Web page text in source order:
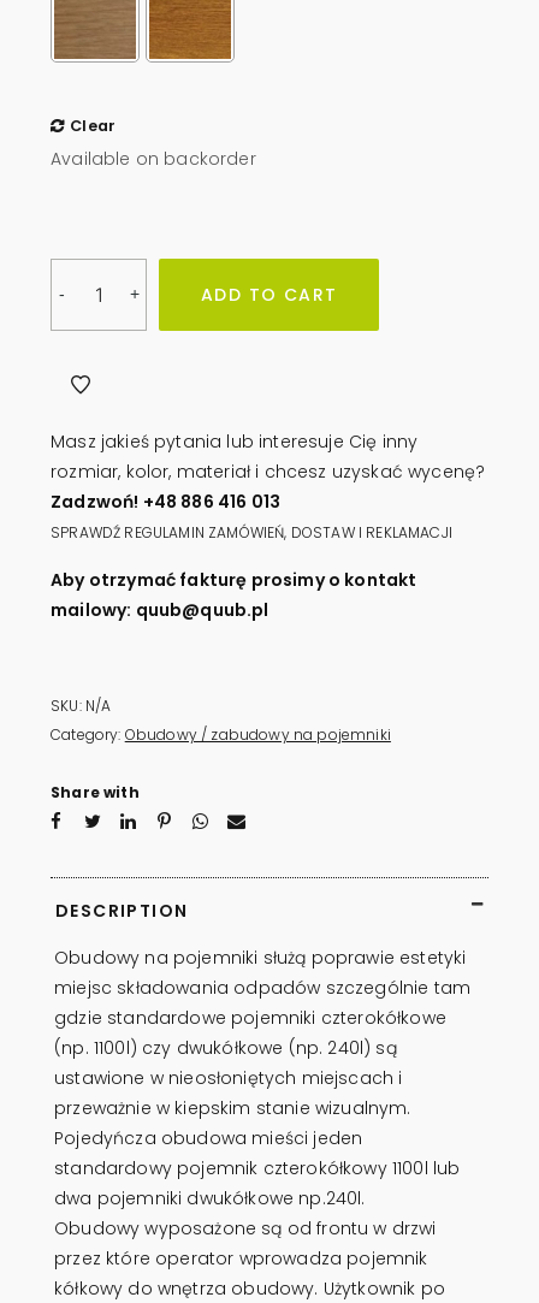
Clear
Available on backorder
-
na
pojemniki
QUUB
quantity
+ ADD TO CART
Masz jakieś pytania lub interesuje Cię inny
rozmiar, kolor, materiał i chcesz uzyskać wycenę?
Zadzwoń! +48 886 416 013
SPRAWDŹ REGULAMIN ZAMÓWIEŃ, DOSTAW I REKLAMACJI
Aby otrzymać fakturę prosimy o kontakt
mailowy: quub@quub.pl
SKU: N/A
Category: Obudowy / zabudowy na pojemniki
Share with
DESCRIPTION
Obudowy na pojemniki służą poprawie estetyki
miejsc składowania odpadów szczególnie tam
gdzie standardowe pojemniki czterokółkowe
(np. 1100l) czy dwukółkowe (np. 240l) są
ustawione w nieosłoniętych miejscach i
przeważnie w kiepskim stanie wizualnym.
Pojedyńcza obudowa mieści jeden
standardowy pojemnik czterokółkowy 1100l lub
dwa pojemniki dwukółkowe np.240l.
Obudowy wyposażone są od frontu w drzwi
przez które operator wprowadza pojemnik
kółkowy do wnętrza obudowy. Użytkownik po